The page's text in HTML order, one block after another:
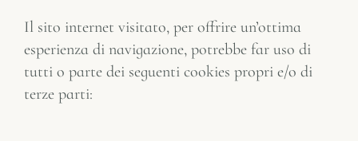
Il sito internet visitato, per offrire un’ottima
esperienza di navigazione, potrebbe far uso di
tutti o parte dei seguenti cookies propri e/o di
terze parti: